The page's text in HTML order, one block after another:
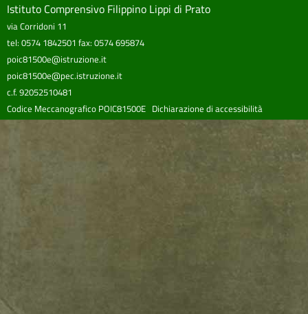
Istituto Comprensivo Filippino Lippi di Prato
via Corridoni 11
tel: 0574 1842501 fax: 0574 695874
poic81500e@istruzione.it
poic81500e@pec.istruzione.it
c.f. 92052510481
Codice Meccanografico POIC81500E Dichiarazione di accessibilità